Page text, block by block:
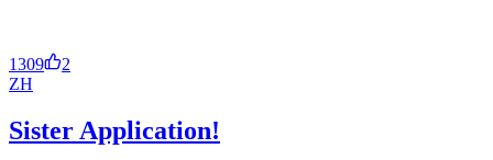
1309
2
ZH
Sister Application!